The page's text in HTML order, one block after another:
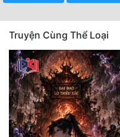
Phong Thủy - Tâm Linh
Phương Tây
Phản Phái
Quan Trường
Quân Sự
Truyện Cùng Thể Loại